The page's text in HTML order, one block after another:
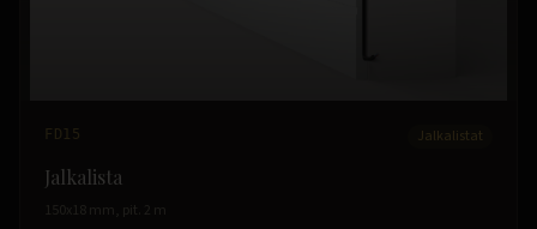
FD15 Jalkalistat
Jalkalista
150x18 mm, pit. 2 m